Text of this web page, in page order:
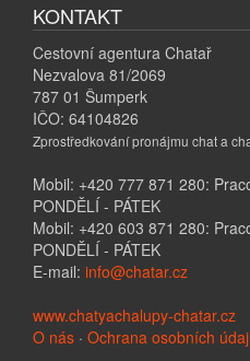
KONTAKT
Cestovní agentura Chatař
Nezvalova 81/2069
787 01 Šumperk
IČO: 64104826
Zprostředkování pronájmu chat a
Mobil: +420 777 871 280:
PONDĚLÍ - PÁTEK
Mobil: +420 603 871 280:
PONDĚLÍ - PÁTEK
E-mail: info@chatar.cz
www.chatyachalupy-chatar.cz
O nás · Ochrana osobních